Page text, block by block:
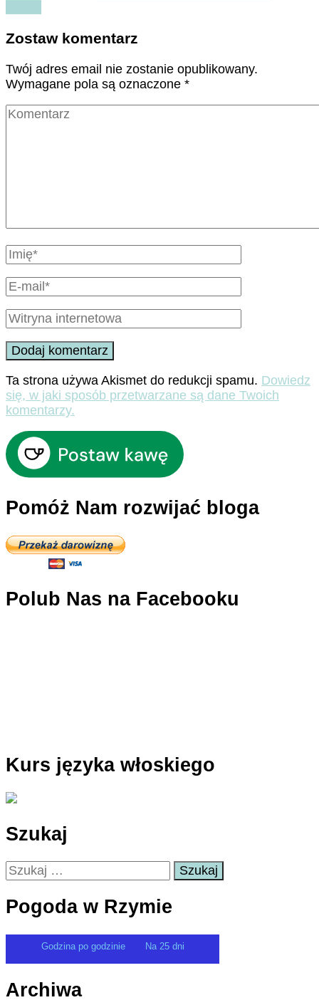
Zostaw komentarz
Twój adres email nie zostanie opublikowany.
Wymagane pola są oznaczone *
Ta strona używa Akismet do redukcji spamu. Dowiedz
się, w jaki sposób przetwarzane są dane Twoich
komentarzy.
Pomóż Nam rozwijać bloga
Polub Nas na Facebooku
Kurs języka włoskiego
Szukaj
Szukaj:
Pogoda w Rzymie
Godzina po godzinie Na 25 dni
Archiwa